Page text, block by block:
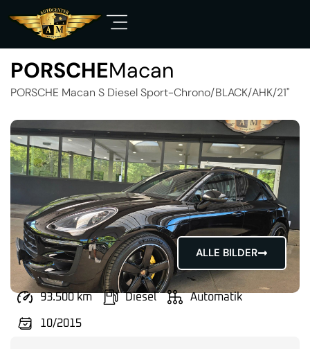
PORSCHEMacan
PORSCHE Macan S Diesel Sport-Chrono/BLACK/AHK/21"
ALLE BILDER
93.500 km Diesel Automatik
10/2015